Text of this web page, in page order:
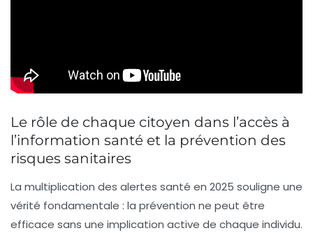
Le rôle de chaque citoyen dans l’accès à
l’information santé et la prévention des
risques sanitaires
La multiplication des alertes santé en 2025 souligne une
vérité fondamentale : la prévention ne peut être
efficace sans une implication active de chaque individu.